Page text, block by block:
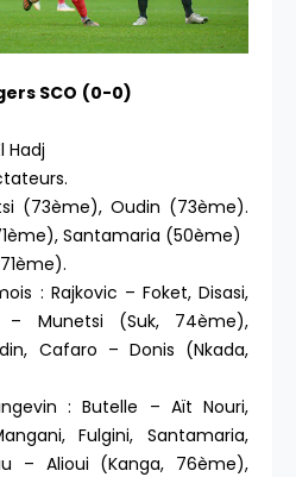
SCO (0-0)
Hadj
(73ème), Oudin (73ème).
Santamaria (50ème)
: Rajkovic – Foket, Disasi,
– Munetsi (Suk, 74ème),
Cafaro – Donis (Nkada,
: Butelle – Aït Nouri,
Fulgini, Santamaria,
– Alioui (Kanga, 76ème),